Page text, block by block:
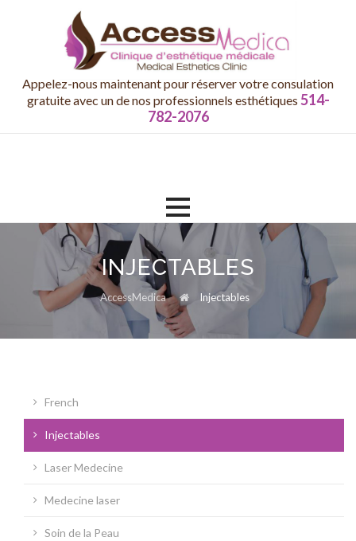
Appelez-nous maintenant pour réserver votre consulation
gratuite avec un de nos professionnels esthétiques 514-
782-2076
INJECTABLES
AccessMedica Injectables
French
Injectables
Laser Medecine
Medecine laser
Soin de la Peau